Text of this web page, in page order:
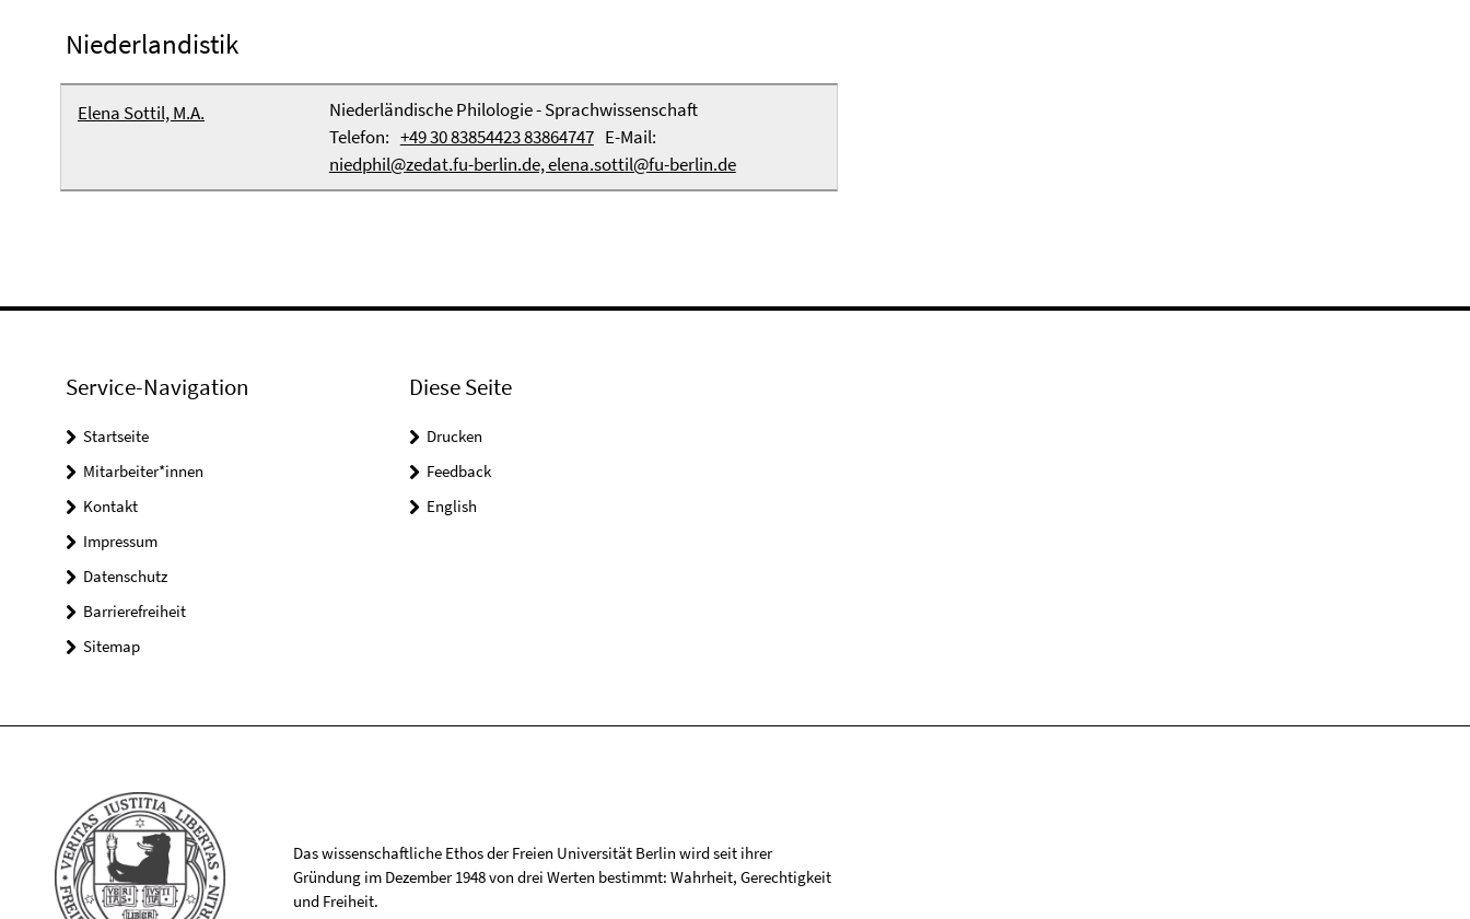
Niederlandistik
Elena Sottil, M.A.
Niederländische Philologie - Sprachwissenschaft
Telefon: +49 30 83854423 83864747 E-Mail:
niedphil@zedat.fu-berlin.de, elena.sottil@fu-berlin.de
Service-Navigation
Startseite
Mitarbeiter*innen
Kontakt
Impressum
Datenschutz
Barrierefreiheit
Sitemap
Diese Seite
Drucken
Feedback
English
Das wissenschaftliche Ethos der Freien Universität Berlin wird seit ihrer
Gründung im Dezember 1948 von drei Werten bestimmt: Wahrheit, Gerechtigkeit
und Freiheit.